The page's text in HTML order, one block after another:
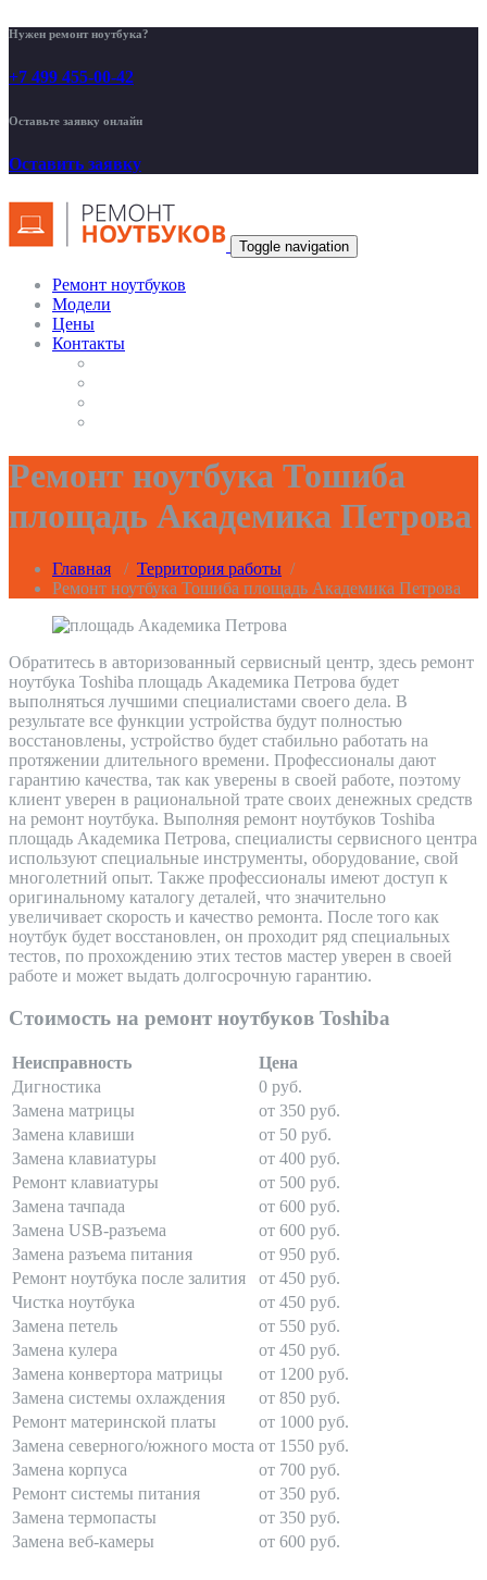
Нужен ремонт ноутбука?
+7 499 455-00-42
Оставьте заявку онлайн
Оставить заявку
Toggle navigation
Ремонт ноутбуков
Модели
Цены
Контакты
Ремонт ноутбука Тошиба
площадь Академика Петрова
Главная / Территория работы /
Ремонт ноутбука Тошиба площадь Академика Петрова
Обратитесь в авторизованный сервисный центр, здесь ремонт
ноутбука Toshiba площадь Академика Петрова будет
выполняться лучшими специалистами своего дела. В
результате все функции устройства будут полностью
восстановлены, устройство будет стабильно работать на
протяжении длительного времени. Профессионалы дают
гарантию качества, так как уверены в своей работе, поэтому
клиент уверен в рациональной трате своих денежных средств
на ремонт ноутбука. Выполняя ремонт ноутбуков Toshiba
площадь Академика Петрова, специалисты сервисного центра
используют специальные инструменты, оборудование, свой
многолетний опыт. Также профессионалы имеют доступ к
оригинальному каталогу деталей, что значительно
увеличивает скорость и качество ремонта. После того как
ноутбук будет восстановлен, он проходит ряд специальных
тестов, по прохождению этих тестов мастер уверен в своей
работе и может выдать долгосрочную гарантию.
Стоимость на ремонт ноутбуков Toshiba
Неисправность
Цена
Дигностика
0 руб.
Замена матрицы
от 350 руб.
Замена клавиши
от 50 руб.
Замена клавиатуры
от 400 руб.
Ремонт клавиатуры
от 500 руб.
Замена тачпада
от 600 руб.
Замена USB-разъема
от 600 руб.
Замена разъема питания
от 950 руб.
Ремонт ноутбука после залития
от 450 руб.
Чистка ноутбука
от 450 руб.
Замена петель
от 550 руб.
Замена кулера
от 450 руб.
Замена конвертора матрицы
от 1200 руб.
Замена системы охлаждения
от 850 руб.
Ремонт материнской платы
от 1000 руб.
Замена северного/южного моста от 1550 руб.
Замена корпуса
от 700 руб.
Ремонт системы питания
от 350 руб.
Замена термопасты
от 350 руб.
Замена веб-камеры
от 600 руб.